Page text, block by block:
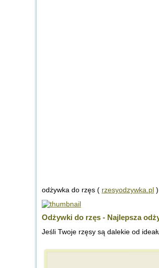
odżywka do rzęs ( rzesyodzywka.pl )
Odżywki do rzęs - Najlepsza
Jeśli Twoje rzęsy są dalekie od